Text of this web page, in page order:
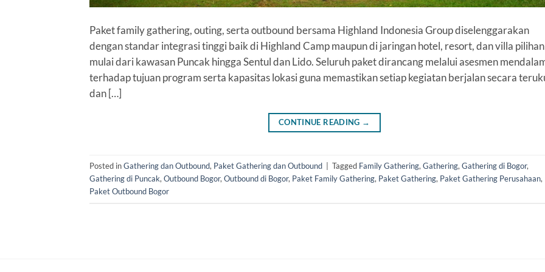
Paket family gathering, outing, serta outbound bersama Highland Indonesia Group diselenggarakan
dengan standar integrasi tinggi baik di Highland Camp maupun di jaringan hotel, resort, dan villa pilihan
mulai dari kawasan Puncak hingga Sentul dan Lido. Seluruh paket dirancang melalui asesmen
terhadap tujuan program serta kapasitas lokasi guna memastikan setiap kegiatan berjalan secara
dan […]
CONTINUE READING →
Posted inGathering dan Outbound, Paket Gathering dan Outbound Tagged Family Gathering, Gathering, Gathering di Bogor,
Gathering di Puncak, Outbound Bogor, Outbound di Bogor, Paket Family Gathering, Paket Gathering, Paket Gathering Perusahaan,
Paket Outbound Bogor